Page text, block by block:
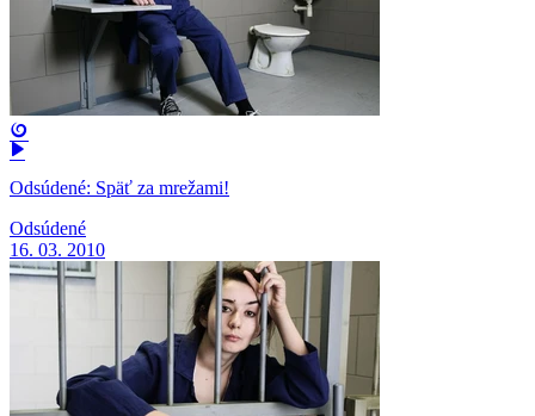
Odsúdené: Späť za mrežami!
Odsúdené
16. 03. 2010